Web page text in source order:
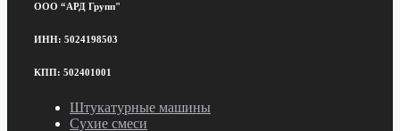
ООО “АРД Групп"
ИНН: 5024198503
КПП: 502401001
Штукатурные машины
Сухие смеси